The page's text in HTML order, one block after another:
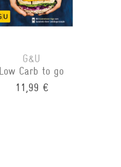
G&U
Low Carb to go
11,99 €